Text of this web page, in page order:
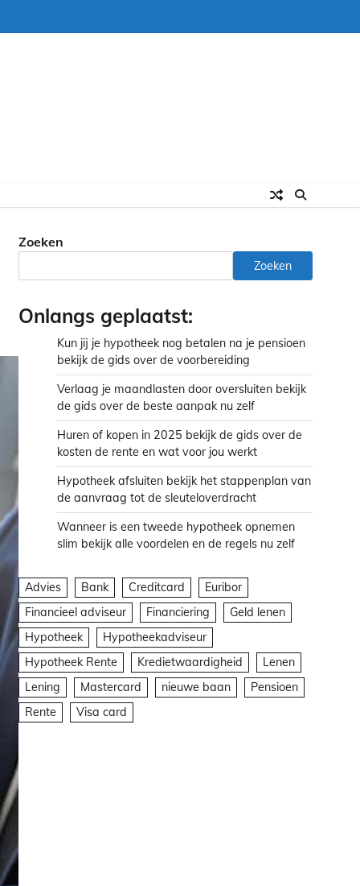
Zoeken
Zoeken
Onlangs geplaatst:
Kun jij je hypotheek nog betalen na je pensioen
bekijk de gids over de voorbereiding
Verlaag je maandlasten door oversluiten bekijk
de gids over de beste aanpak nu zelf
Huren of kopen in 2025 bekijk de gids over de
kosten de rente en wat voor jou werkt
Hypotheek afsluiten bekijk het stappenplan van
de aanvraag tot de sleuteloverdracht
Wanneer is een tweede hypotheek opnemen
slim bekijk alle voordelen en de regels nu zelf
Advies Bank Creditcard
Euribor
Financieel adviseur
Financiering
Geld lenen
Hypotheek
Hypotheekadviseur
Hypotheek Rente
Kredietwaardigheid
Lenen
Lening
Mastercard nieuwe baan
Pensioen
Rente
Visa card